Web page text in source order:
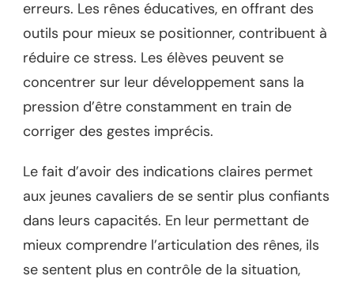
erreurs. Les rênes éducatives, en offrant des
outils pour mieux se positionner, contribuent à
réduire ce stress. Les élèves peuvent se
concentrer sur leur développement sans la
pression d’être constamment en train de
corriger des gestes imprécis.
Le fait d’avoir des indications claires permet
aux jeunes cavaliers de se sentir plus confiants
dans leurs capacités. En leur permettant de
mieux comprendre l’articulation des rênes, ils
se sentent plus en contrôle de la situation,